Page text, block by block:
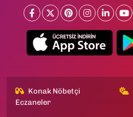
Konak Nöbetçi
Eczaneler